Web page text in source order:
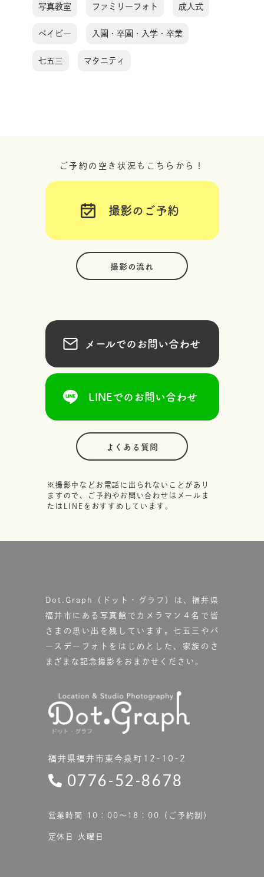
写真教室 ファミリーフォト 成人式
ベイビー 入園・卒園・入学・卒業
七五三 マタニティ
ご予約の空き状況もこちらから！
撮影のご予約
撮影の流れ
メールでのお問い合わせ
LINEでのお問い合わせ
よくある質問
※撮影中などお電話に出られないことがあり
ますので、ご予約やお問い合わせはメールま
たはLINEをおすすめしています。
Dot.Graph（ドット・グラフ）は、福井県
福井市にある写真館で カメラマン４名で皆
さまの思い出を残しています。七五三やバ
ースデーフォトをはじめとした、家族のさ
まざまな記念撮影をおまかせください。
福井県福井市東今泉町12-10-2
0776-52-8678
営業時間 10：00〜18：00（ご予約制）
定休日 火曜日